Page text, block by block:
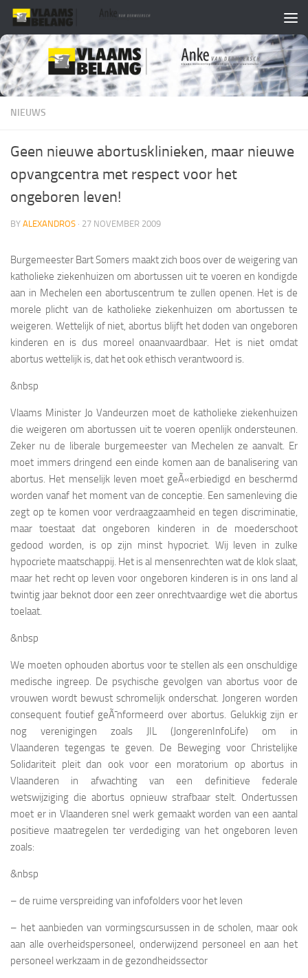
Skip to content
NIEUWS
Geen nieuwe abortusklinieken, maar nieuwe
opvangcentra met respect voor het
ongeboren leven!
BY ALEXANDROS · 27 NOVEMBER 2009
Burgemeester Bart Somers maakt zich boos over de weigering van
katholieke ziekenhuizen om abortussen uit te voeren en kondigde
aan in Mechelen een abortuscentrum te zullen openen. Het is de
morele plicht van de katholieke ziekenhuizen om abortussen te
weigeren. Wettelijk of niet, abortus blijft het doden van ongeboren
kinderen en is dus moreel onaanvaardbaar. Het is niet omdat
abortus wettelijk is, dat het ook ethisch verantwoord is.
&nbsp
Vlaams Minister Jo Vandeurzen moet de katholieke ziekenhuizen
die weigeren om abortussen uit te voeren openlijk ondersteunen.
Zeker nu de liberale burgemeester van Mechelen ze aanvalt. Er
moet immers dringend een einde komen aan de banalisering van
abortus. Het menselijk leven moet geÃ«erbiedigd en beschermd
worden vanaf het moment van de conceptie. Een samenleving die
zegt op te komen voor verdraagzaamheid en tegen discriminatie,
maar toestaat dat ongeboren kinderen in de moederschoot
gedood worden, is op zijn minst hypocriet. Wij leven in zulke
hypocriete maatschappij. Het is al mensenrechten wat de klok slaat,
maar het recht op leven voor ongeboren kinderen is in ons land al
twintig jaar beknot door een zeer onrechtvaardige wet die abortus
toelaat.
&nbsp
We moeten ophouden abortus voor te stellen als een onschuldige
medische ingreep. De psychische gevolgen van abortus voor de
vrouwen wordt bewust schromelijk onderschat. Jongeren worden
consequent foutief geÃ¯nformeerd over abortus. Gelukkig zijn er
nog verenigingen zoals JIL (JongerenInfoLife) om in
Vlaanderen tegengas te geven. De Beweging voor Christelijke
Solidariteit pleit dan ook voor een moratorium op abortus in
Vlaanderen in afwachting van een definitieve federale
wetswijziging die abortus opnieuw strafbaar stelt. Ondertussen
moet er in Vlaanderen snel werk gemaakt worden van een aantal
positieve maatregelen ter verdediging van het ongeboren leven
zoals:
&nbsp
– de ruime verspreiding van infofolders voor het leven
– het aanbieden van vormingscursussen in de scholen, maar ook
aan alle overheidspersoneel, onderwijzend personeel en aan het
personeel werkzaam in de gezondheidssector